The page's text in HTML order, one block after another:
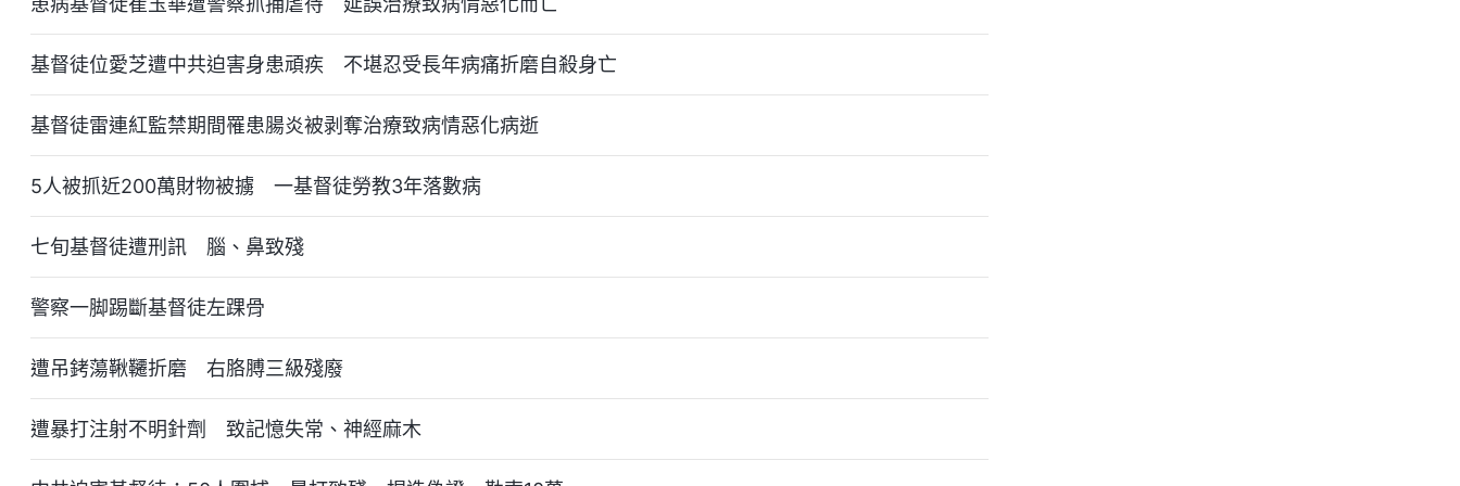
基督徒位愛芝遭中共迫害身患頑疾 不堪忍受長年病痛折磨自殺身亡
基督徒雷連紅監禁期間罹患腸炎被剥奪治療致病情惡化病逝
5人被抓近200萬財物被擄 一基督徒勞教3年落數病
七旬基督徒遭刑訊 腦、鼻致殘
警察一脚踢斷基督徒左踝骨
遭吊銬蕩鞦韆折磨 右胳膊三級殘廢
遭暴打注射不明針劑 致記憶失常、神經麻木